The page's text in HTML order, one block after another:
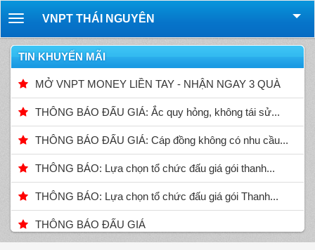
Toggle
navigation
VNPT THÁI NGUYÊN
TIN KHUYẾN MÃI
MỞ VNPT MONEY LIỀN TAY - NHẬN NGAY 3 QUÀ
THÔNG BÁO ĐẤU GIÁ: Ắc quy hỏng, không tái sử...
THÔNG BÁO ĐẤU GIÁ: Cáp đồng không có nhu cầu...
THÔNG BÁO: Lựa chọn tổ chức đấu giá gói thanh...
THÔNG BÁO: Lựa chọn tổ chức đấu giá gói Thanh...
THÔNG BÁO ĐẤU GIÁ